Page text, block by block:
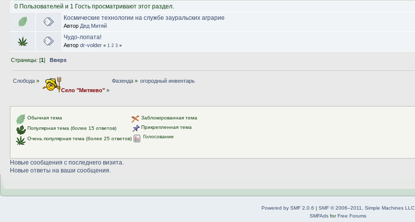
0 Пользователей и 1 Гость просматривают этот раздел.
Космические технологии на службе зауральских аграрие
Автор Дед Митяй
Чудо-лопата!
Автор dr-volder « 1 2 3 »
Страницы: [1]Вверх
Слобода »
Село "Митяево"»
Фазенда» огородный инвентарь
Обычная тема
Популярная тема (более 15 ответов)
Очень популярная тема (более 25 ответов)
Заблокированная тема
Прикрепленная тема
Голосование
Новые сообщения с последнего визита.
Новые ответы на ваши сообщения.
Powered by SMF 2.0.6 | SMF © 2006–2011, Simple Machines LLC
SMFAdsforFree Forums